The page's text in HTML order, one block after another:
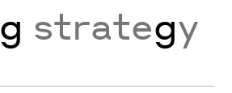
g strategy